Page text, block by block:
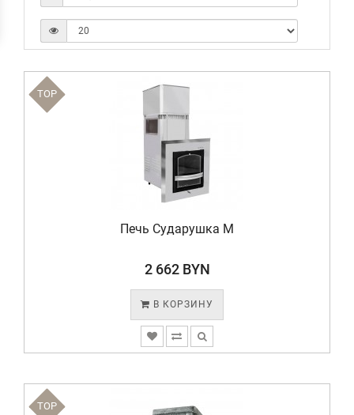
TOP
Печь Сударушка М
2 662 BYN
В КОРЗИНУ
TOP